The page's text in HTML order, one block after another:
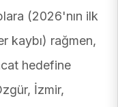
(2026'nın ilk
kaybı) rağmen,
hedefine
İzmir,